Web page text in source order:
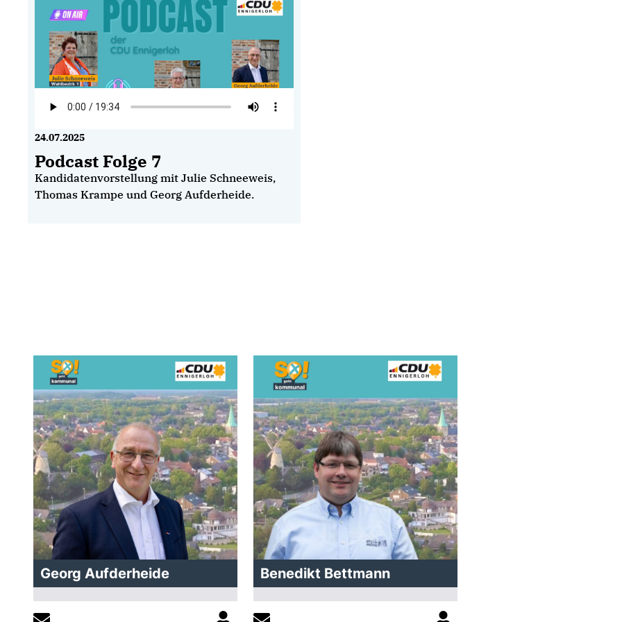
24.07.2025
Podcast Folge 7
Kandidatenvorstellung mit Julie Schneeweis,
Thomas Krampe und Georg Aufderheide.
Georg Aufderheide Benedikt Bettmann